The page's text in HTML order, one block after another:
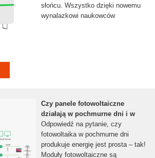
słońcu. Wszystko dzięki nowemu
wynalazkowi naukowców
Czy panele fotowoltaiczne
działają w pochmurne dni i w
Odpowiedź na pytanie, czy
fotowoltaika w pochmurne dni
produkuje energię jest prosta – tak!
Moduły fotowoltaiczne są